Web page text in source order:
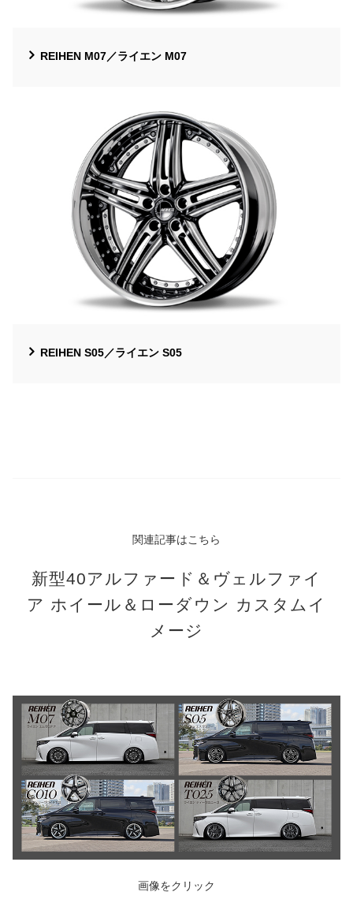
REIHEN M07／ライエン M07
REIHEN S05／ライエン S05
関連記事はこちら
新型40アルファード＆ヴェルファイ
ア ホイール＆ローダウン カスタムイ
メージ
画像をクリック